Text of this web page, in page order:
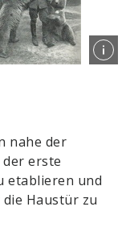
nahe der
erste
etablieren und
Haustür zu